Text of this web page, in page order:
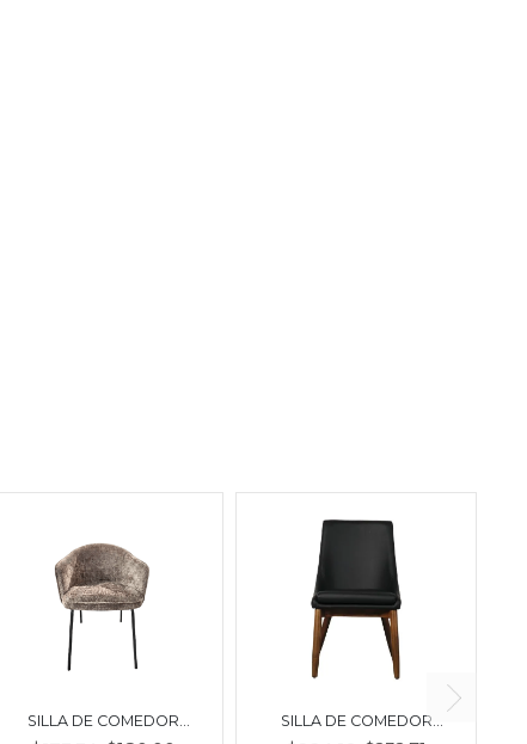
SILLA DE COMEDOR
WYATT | GRIS OSCURO
SILLA DE COMEDOR
FLECO | NEGRO